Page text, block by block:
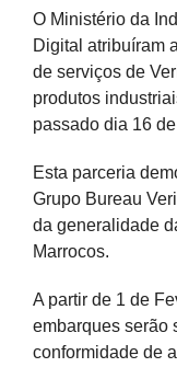
Larger
Image
O Ministério da
Digital atribuíram
de serviços de
produtos
passado dia 16
Esta parceria
Grupo Bureau
da generalidade
Marrocos.
A partir de 1 de
embarques serão
conformidade de